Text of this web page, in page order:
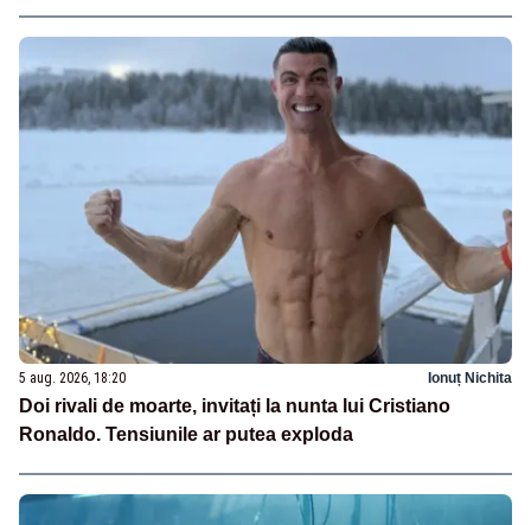
5 aug. 2026, 18:20 Ionuț Nichita
Doi rivali de moarte, invitați la nunta lui Cristiano
Ronaldo. Tensiunile ar putea exploda